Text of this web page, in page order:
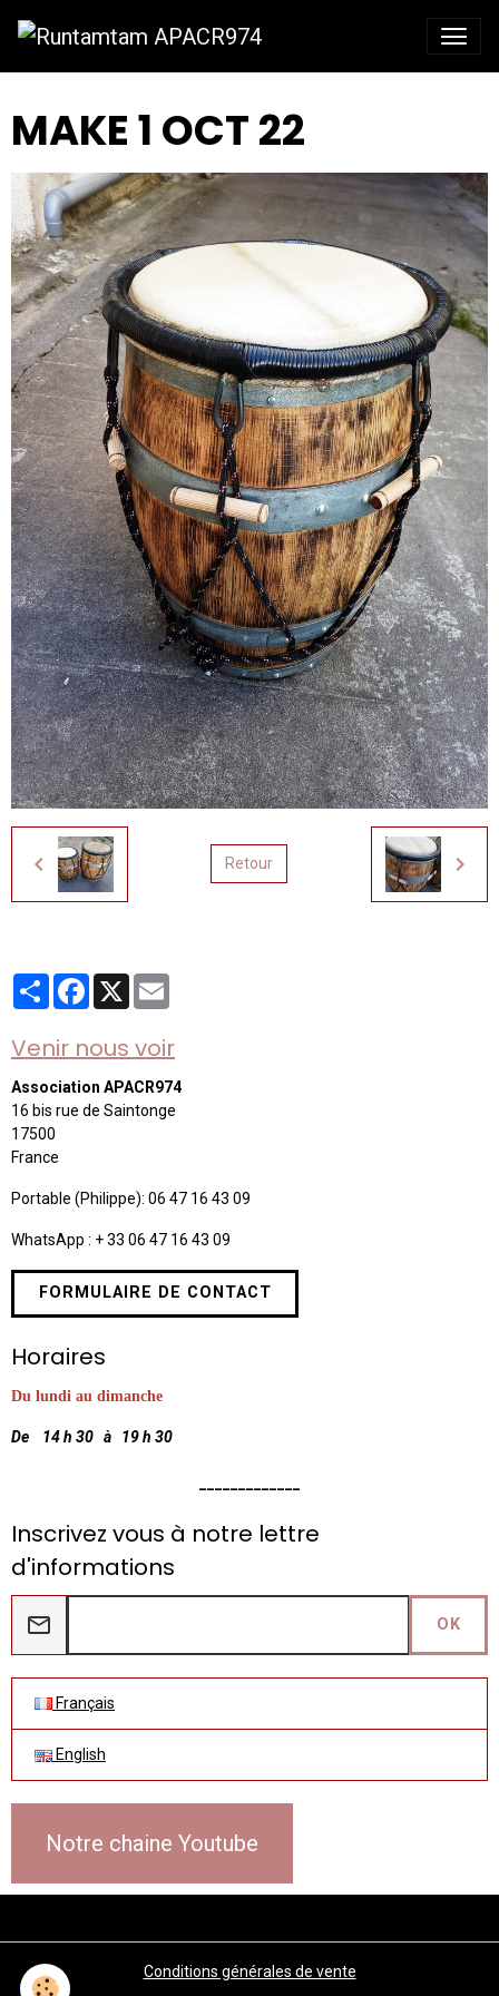
MAKE 1 OCT 22
Retour
PartagerFacebook
X
Venir nous voir
Association APACR974
16 bis rue de Saintonge
17500
France
Portable (Philippe): 06 47 16 43 09
WhatsApp : + 33 06 47 16 43 09
FORMULAIRE DE CONTACT
Horaires
Du lundi au dimanche
De 14 h 30 à 19 h 30
Inscrivez vous à notre lettre
d'informations
OK
Français
English
Notre chaine Youtube
Conditions générales de vente